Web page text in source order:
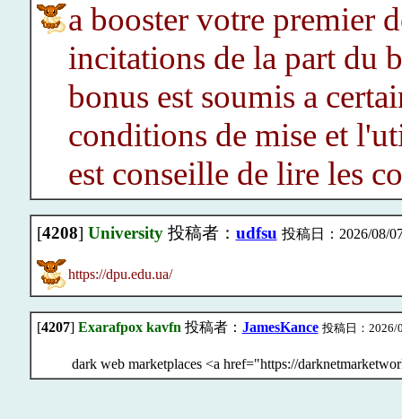
a booster votre premier
incitations de la part du
bonus est soumis a
conditions de mise et
est conseille de lire les
[4208] University投稿者： udfsu 投稿日：2026/08/
https://dpu.edu.ua/
[4207] Exarafpox kavfn 投稿者： JamesKance 投稿日：2026/
dark web marketplaces <a href="https://